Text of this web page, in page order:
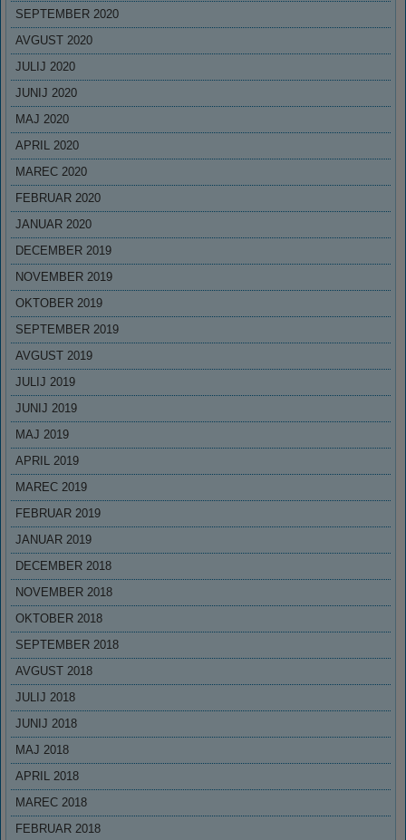
SEPTEMBER 2020
AVGUST 2020
JULIJ 2020
JUNIJ 2020
MAJ 2020
APRIL 2020
MAREC 2020
FEBRUAR 2020
JANUAR 2020
DECEMBER 2019
NOVEMBER 2019
OKTOBER 2019
SEPTEMBER 2019
AVGUST 2019
JULIJ 2019
JUNIJ 2019
MAJ 2019
APRIL 2019
MAREC 2019
FEBRUAR 2019
JANUAR 2019
DECEMBER 2018
NOVEMBER 2018
OKTOBER 2018
SEPTEMBER 2018
AVGUST 2018
JULIJ 2018
JUNIJ 2018
MAJ 2018
APRIL 2018
MAREC 2018
FEBRUAR 2018